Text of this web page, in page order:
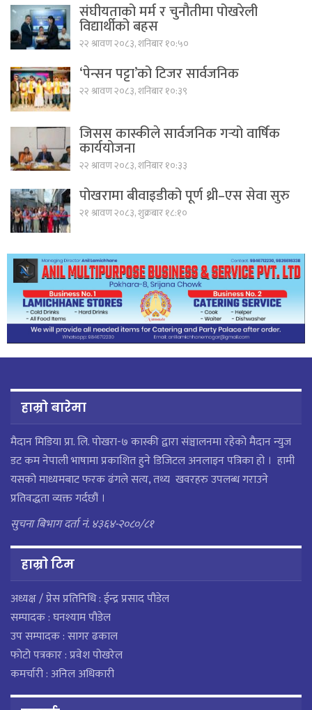
संघीयताको मर्म र चुनौतीमा पोखरेली
विद्यार्थीको बहस
२२ श्रावण २०८३, शनिबार १०:५०
‘पेन्सन पट्टा’को टिजर सार्वजनिक
२२ श्रावण २०८३, शनिबार १०:३९
जिसस कास्कीले सार्वजनिक गर्‍यो वार्षिक
कार्ययोजना
२२ श्रावण २०८३, शनिबार १०:३३
पोखरामा बीवाइडीको पूर्ण थ्री–एस सेवा सुरु
२१ श्रावण २०८३, शुक्रबार १८:१०
हाम्रो बारेमा
मैदान मिडिया प्रा. लि. पाेखरा-७ कास्की द्वारा संञ्चालनमा रहेको मैदान न्युज
डट कम नेपाली भाषामा प्रकाशित हुने डिजिटल अनलाइन पत्रिका हो । हामी
यसको माध्यमबाट फरक ढंगले सत्य, तथ्य खवरहरु उपलब्ध गराउने
प्रतिवद्धता व्यक्त गर्दछौं ।
सुचना बिभाग दर्ता नं. ४३६४-२०८०/८१
हाम्राे टिम
अध्यक्ष / प्रेस प्रतिनिधि : ईन्द्र प्रसाद पौडेल
सम्पादक : घनश्याम पौडेल
उप सम्पादक : सागर ढकाल
फोटो पत्रकार : प्रवेश पोखरेल
कमर्चारी : अनिल अधिकारी